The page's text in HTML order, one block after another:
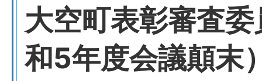
大空町表彰審査
和5年度会議顛末